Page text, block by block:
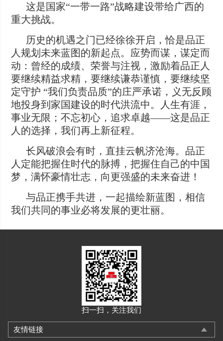
这是国家“一带一路”战略建设带给广西的
重大挑战。
历史的机遇之门已经徐徐开启，恰是品正
人规划未来蓝图的新起点。应势而谋，谋定而
动：曾经的成绩、荣誉与注视，激励着品正人
要继续精益求精，要继续谦恭谨慎，要继续坚
定守护 “我们负责品质”的庄严承诺，义无反顾
地投身到家国建设的时代洪流中。人生有涯，
事业无限；不忘初心，追求卓越——这是品正
人的选择，我们再上新征程。
长风破浪会有时，直挂云帆济沧海。品正
人定能把握住时代的脉搏，把握住自己的中国
梦，满怀豪情壮志，向更强盛的未来奋进！
与品正携手共进，一起描绘新蓝图，相信
我们共同的事业必将发展的更壮丽。
扫一扫，关注我们
友情链接